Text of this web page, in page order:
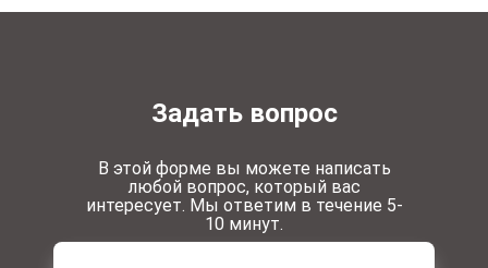
Задать вопрос
В этой форме вы можете написать
любой вопрос, который вас
интересует. Мы ответим в течение 5-
10 минут.